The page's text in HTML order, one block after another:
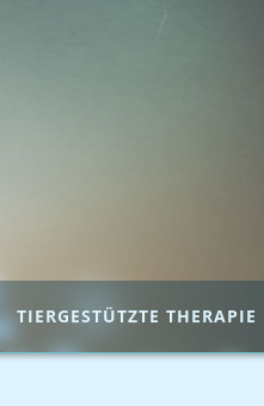
TIERGESTÜTZTE THERAPIE